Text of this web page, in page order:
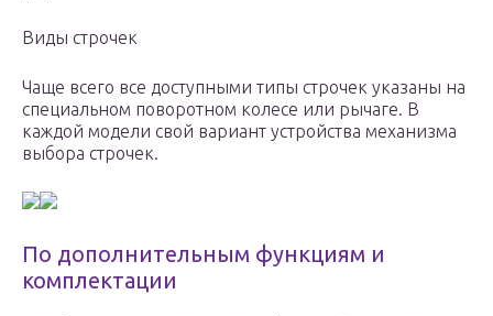
Виды строчек
Чаще всего все доступными типы строчек указаны на
специальном поворотном колесе или рычаге. В
каждой модели свой вариант устройства механизма
выбора строчек.
По дополнительным функциям и
комплектации